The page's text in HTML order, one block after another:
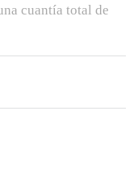
cuantía total de